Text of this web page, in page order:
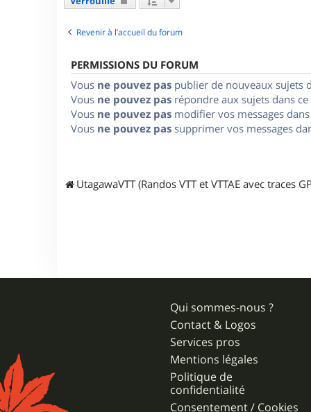
Revenir à l’accueil du forum
PERMISSIONS DU FORUM
Vous ne pouvez pas publier de nouveaux sujets
Vous ne pouvez pas répondre aux sujets dans
Vous ne pouvez pas modifier vos messages
Vous ne pouvez pas supprimer vos messages
UtagawaVTT (Randos VTT et VTTAE avec traces
Qui sommes-nous ?
Contact & Logos
Services pros
Mentions légales
Politique de
confidentialité
Consentement / Cookies